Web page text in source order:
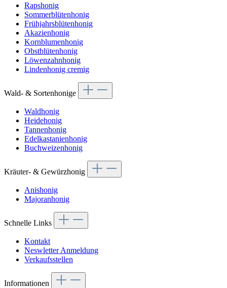
Rapshonig
Sommerblütenhonig
Frühjahrsblütenhonig
Akazienhonig
Kornblumenhonig
Obstblütenhonig
Löwenzahnhonig
Lindenhonig cremig
Wald- & Sortenhonige
Waldhonig
Heidehonig
Tannenhonig
Edelkastanienhonig
Buchweizenhonig
Kräuter- & Gewürzhonig
Anishonig
Majoranhonig
Schnelle Links
Kontakt
Neswletter Anmeldung
Verkaufsstellen
Informationen